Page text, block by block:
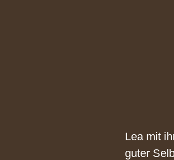
Lea mit
guter